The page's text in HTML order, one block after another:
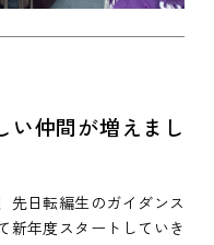
い仲間が増えまし
先日転編生のガイダンス
新年度スタートしていき